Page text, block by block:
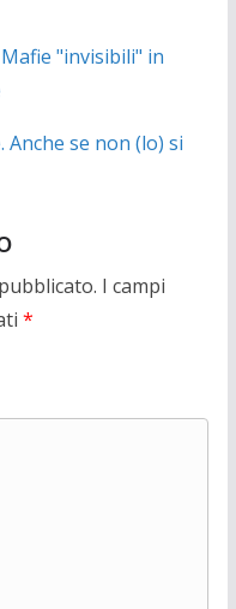
"invisibili" in
Anche se non (lo) si
I campi
*